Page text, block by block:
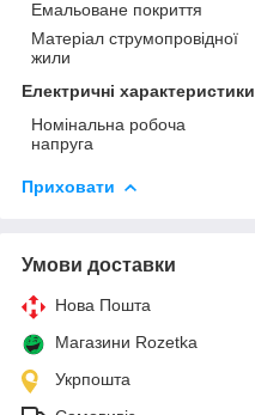
Емальоване покриття
Матеріал струмопровідної
жили
Електричні характеристики
Номінальна робоча
напруга
Приховати
Умови доставки
Нова Пошта
Магазини Rozetka
Укрпошта